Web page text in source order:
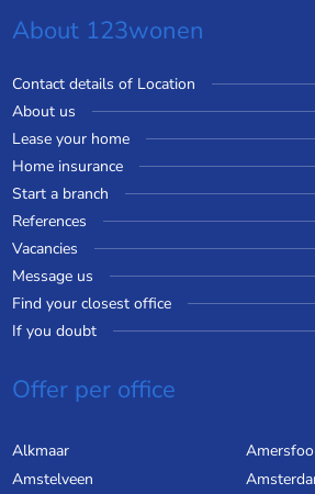
About 123wonen
Contact details of Location
About us
Lease your home
Home insurance
Start a branch
References
Vacancies
Message us
Find your closest office
If you doubt
Offer per office
Alkmaar
Amstelveen